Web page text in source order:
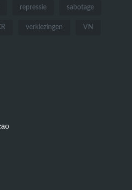
repressie sabotage
verkiezingen VN